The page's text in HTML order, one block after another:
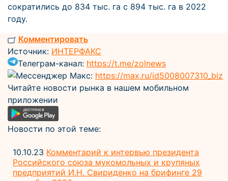
сократились до 834 тыс. га с 894 тыс. га в 2022
году.
Комментировать
Источник: ИНТЕРФАКС
Телеграм-канал: https://t.me/zolnews
Мессенджер Макс: https://max.ru/id5008007310_biz
Читайте новости рынка в нашем мобильном
приложении
Новости по этой теме:
10.10.23 Комментарий к интервью президента
Российского союза мукомольных и крупяных
предприятий И.Н. Свириденко на брифинге 29